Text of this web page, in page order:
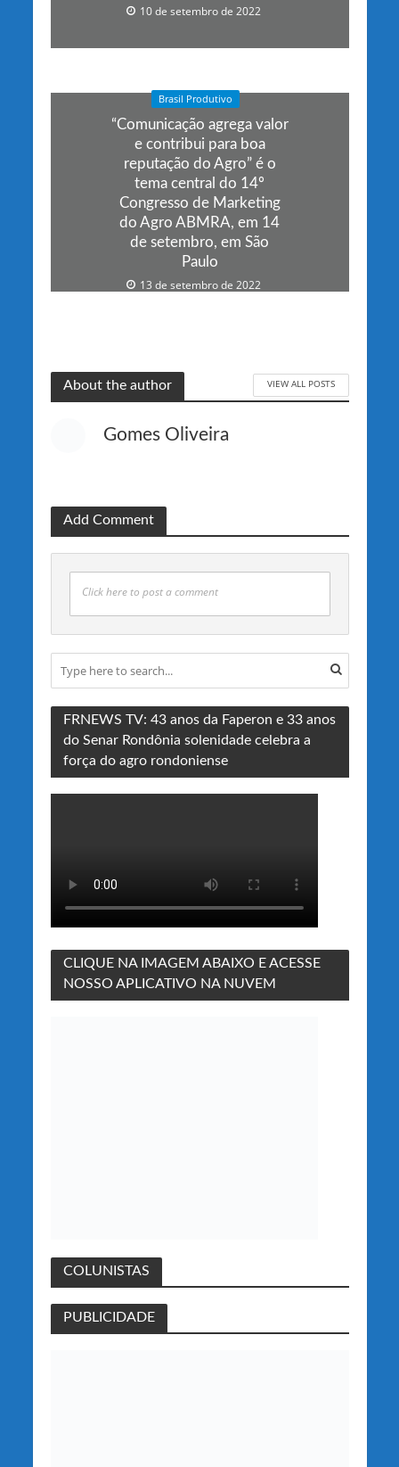
10 de setembro de 2022
Brasil Produtivo
“Comunicação agrega valor
e contribui para boa
reputação do Agro” é o
tema central do 14º
Congresso de Marketing
do Agro ABMRA, em 14
de setembro, em São
Paulo
13 de setembro de 2022
About the author VIEW ALL POSTS
Gomes Oliveira
Add Comment
Click here to post a comment
FRNEWS TV: 43 anos da Faperon e 33 anos
do Senar Rondônia solenidade celebra a
força do agro rondoniense
CLIQUE NA IMAGEM ABAIXO E ACESSE
NOSSO APLICATIVO NA NUVEM
COLUNISTAS
PUBLICIDADE